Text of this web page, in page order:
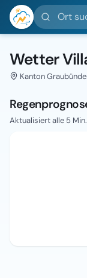
Ort suchen
Wetter
Kanton
Aktualisiert alle 5 Min.